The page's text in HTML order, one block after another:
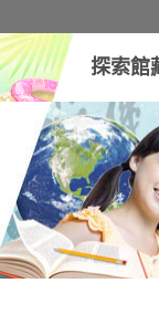
探索館